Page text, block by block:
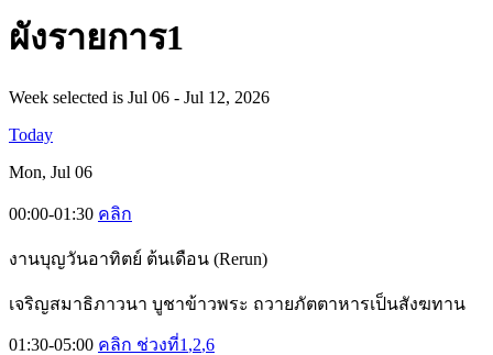
ผังรายการ1
Week selected is Jul 06 - Jul 12, 2026
Today
Mon, Jul 06
00:00-01:30 คลิก
งานบุญวันอาทิตย์ ต้นเดือน (Rerun)
เจริญสมาธิภาวนา บูชาข้าวพระ ถวายภัตตาหารเป็นสังฆทาน
01:30-05:00 คลิก ช่วงที่1 ,2,6